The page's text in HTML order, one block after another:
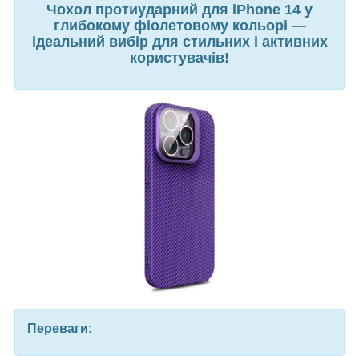
Чохол протиударний для iPhone 14 у
глибокому фіолетовому кольорі —
ідеальний вибір для стильних і активних
користувачів!
Переваги: